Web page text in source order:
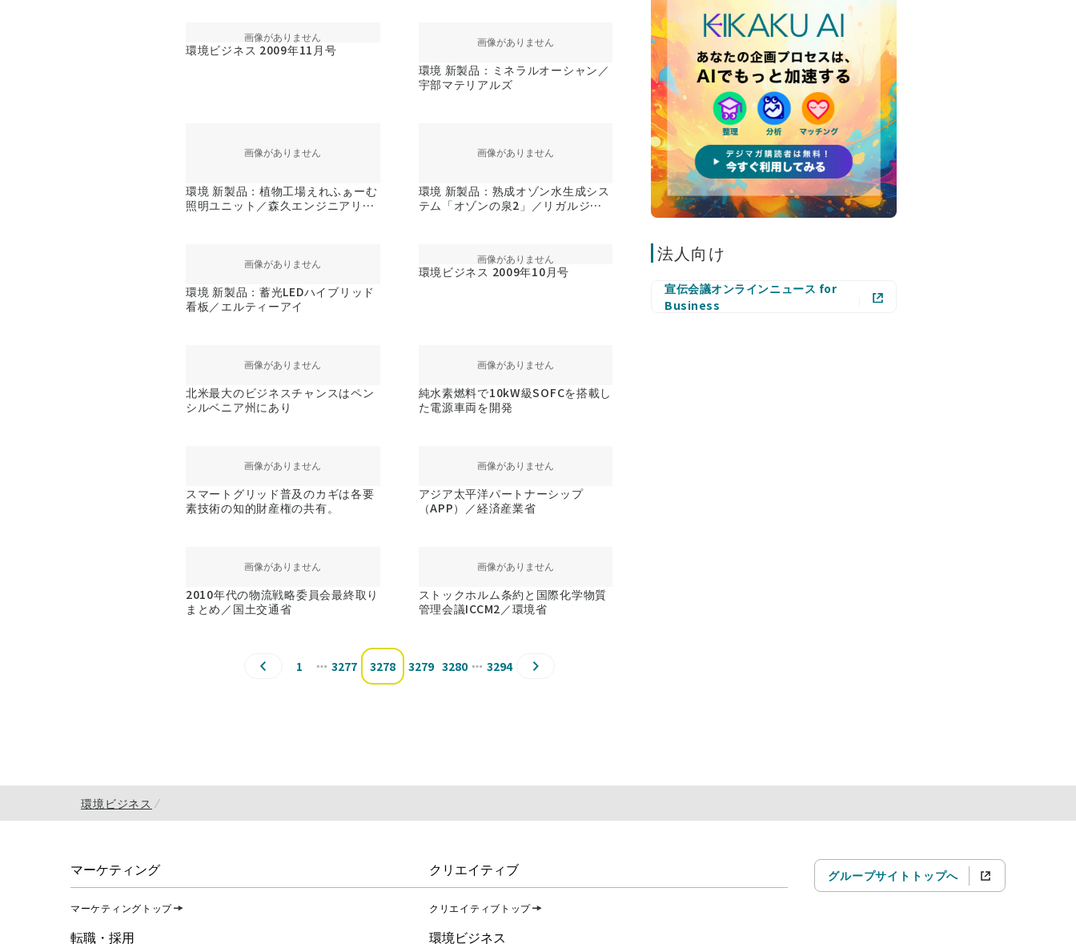
環境ビジネス 2009年11月号
環境 新製品：ミネラルオーシャン／
宇部マテリアルズ
環境 新製品：植物工場えれふぁーむ
照明ユニット／森久エンジニアリン
環境 新製品：熟成オゾン水生成シス
テム「オゾンの泉2」／リガルジョ
環境 新製品：蓄光LEDハイブリッド
看板／エルティーアイ
環境ビジネス 2009年10月号
北米最大のビジネスチャンスはペン
シルベニア州にあり
純水素燃料で10kW級SOFCを搭載し
た電源車両を開発
スマートグリッド普及のカギは各要
素技術の知的財産権の共有。
アジア太平洋パートナーシップ
（APP）／経済産業省
2010年代の物流戦略委員会最終取り
まとめ／国土交通省
ストックホルム条約と国際化学物質
管理会議ICCM2／環境省
1 3277 3278 3279 3280 3294
法人向け
宣伝会議オンラインニュース for
Business
環境ビジネス
マーケティング
マーケティングトップ
クリエイティブ
クリエイティブトップ
転職・採用 環境ビジネス
グループサイトトップへ